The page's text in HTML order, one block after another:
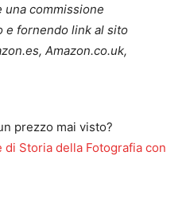
commissione
e fornendo link al sito
Amazon.co.uk,
prezzo mai visto?
di Storia della Fotografia con